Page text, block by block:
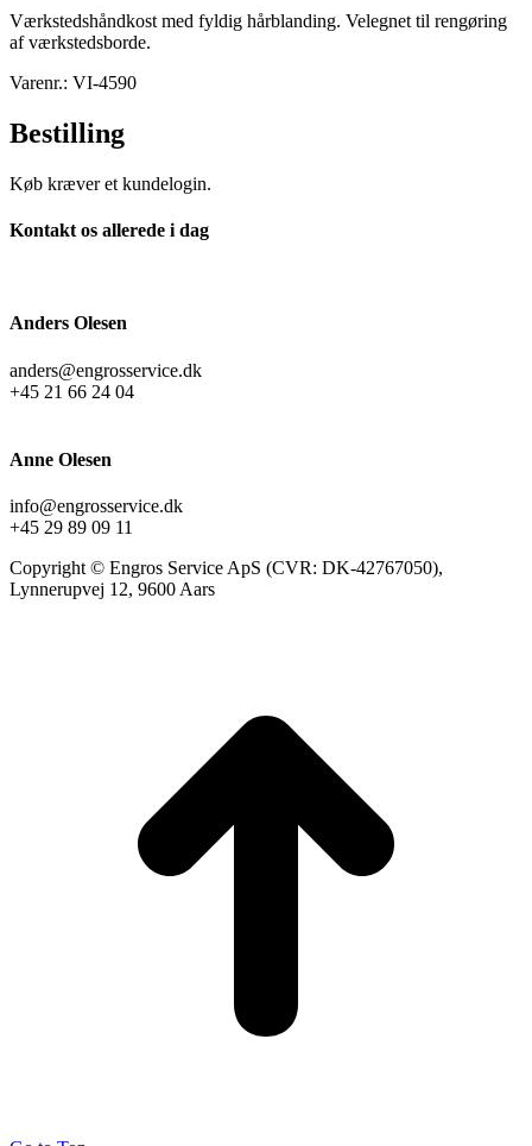
Værkstedshåndkost med fyldig hårblanding. Velegnet til rengøring
af værkstedsborde.
Varenr.: VI-4590
Bestilling
Køb kræver et kundelogin.
Kontakt os allerede i dag
Anders Olesen
anders@engrosservice.dk
+45 21 66 24 04
Anne Olesen
info@engrosservice.dk
+45 29 89 09 11
Copyright © Engros Service ApS (CVR: DK-42767050),
Lynnerupvej 12, 9600 Aars